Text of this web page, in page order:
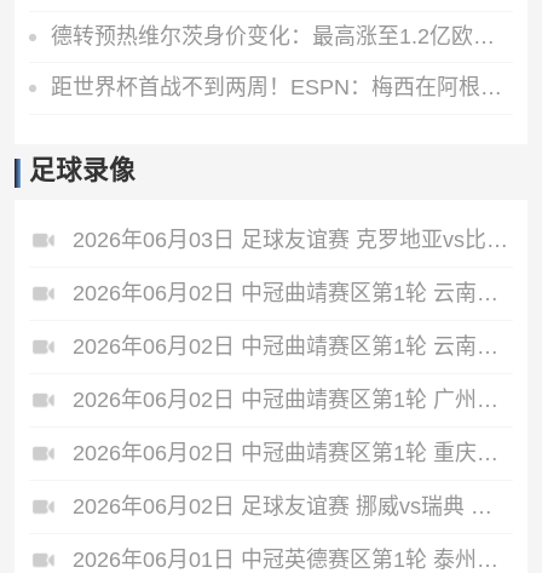
德转预热维尔茨身价变化：最高涨至1.2亿欧，也可能降至8000万欧
距世界杯首战不到两周！ESPN：梅西在阿根廷首堂训练课上单独训练
足球录像
2026年06月03日 足球友谊赛 克罗地亚vs比利时 全场录像
2026年06月02日 中冠曲靖赛区第1轮 云南爨合 VS 四川叁壹捌重龙 全场录像
2026年06月02日 中冠曲靖赛区第1轮 云南青丘 VS 自贡弘祥电碳 全场录像
2026年06月02日 中冠曲靖赛区第1轮 广州悦高 VS 重庆润麒 全场录像
2026年06月02日 中冠曲靖赛区第1轮 重庆瀚达 VS 贵州飞鹰 全场录像
2026年06月02日 足球友谊赛 挪威vs瑞典 全场录像
2026年06月01日 中冠英德赛区第1轮 泰州早茶黑马 VS 中国澳门U23 全场录像